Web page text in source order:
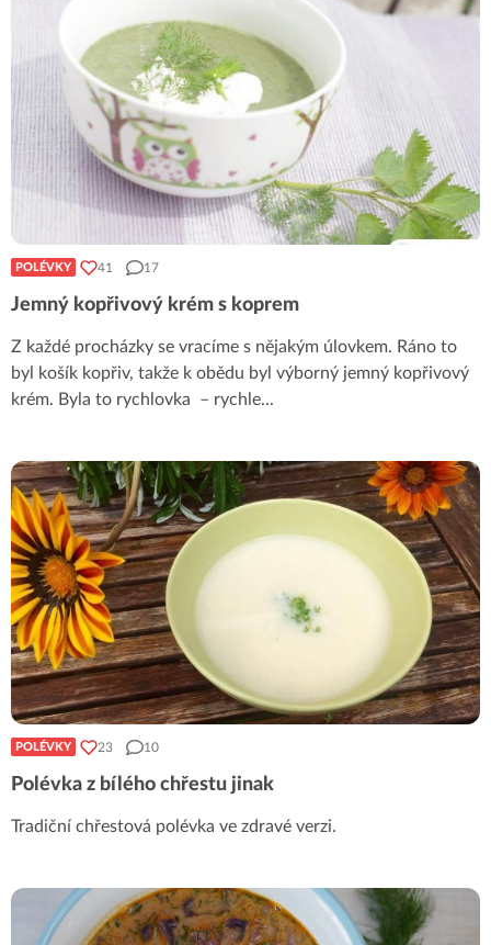
POLÉVKY 41 17
Jemný kopřivový krém s koprem
Z každé procházky se vracíme s nějakým úlovkem. Ráno to
byl košík kopřiv, takže k obědu byl výborný jemný kopřivový
krém. Byla to rychlovka – rychle...
POLÉVKY 23 10
Polévka z bílého chřestu jinak
Tradiční chřestová polévka ve zdravé verzi.